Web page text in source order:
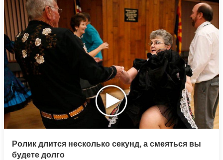
Ролик длится несколько секунд, а смеяться вы
будете долго